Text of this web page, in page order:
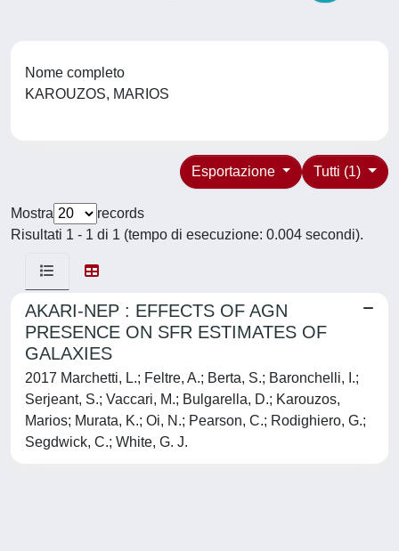
Nome completo
KAROUZOS, MARIOS
Tutti (1)
Esportazione
Mostra
records
Risultati 1 - 1 di 1 (tempo di esecuzione: 0.004 secondi).
AKARI-NEP : EFFECTS OF AGN
PRESENCE ON SFR ESTIMATES OF
GALAXIES
2017 Marchetti, L.; Feltre, A.; Berta, S.; Baronchelli, I.;
Serjeant, S.; Vaccari, M.; Bulgarella, D.; Karouzos,
Marios; Murata, K.; Oi, N.; Pearson, C.; Rodighiero, G.;
Segdwick, C.; White, G. J.